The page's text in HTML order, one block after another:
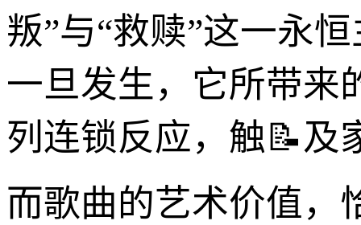
叛”与“救赎”这一永
一旦发生，它所带来
列连锁反应，触📝及
而歌曲的艺术价值，